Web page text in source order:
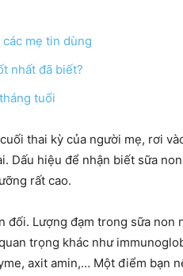
mẹ tin dùng
nhất đã biết?
tuổi
thai kỳ của người mẹ, rơi
Dấu hiệu để nhận biết sữa
rất cao.
đối. Lượng đạm trong sữa non
trọng khác như
axit amin,… Một điểm bạn